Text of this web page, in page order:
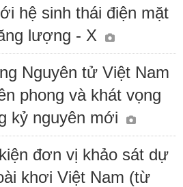
hệ sinh thái điện mặt
lượng - X
Nguyên tử Việt Nam
phong và khát vọng
kỷ nguyên mới
đơn vị khảo sát dự
khơi Việt Nam (từ